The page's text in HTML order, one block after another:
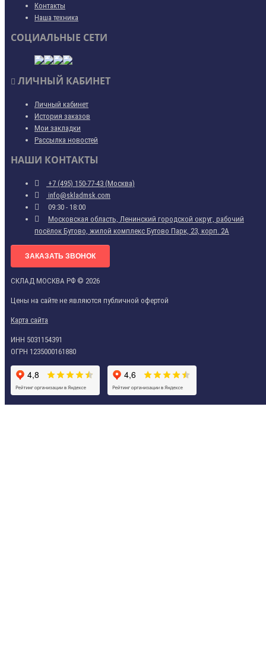
Контакты
Наша техника
СОЦИАЛЬНЫЕ СЕТИ
ЛИЧНЫЙ КАБИНЕТ
Личный кабинет
История заказов
Мои закладки
Рассылка новостей
НАШИ КОНТАКТЫ
+7 (495) 150-77-43 (Москва)
info@skladmsk.com
09:30 - 18:00
Московская область, Ленинский городской округ, рабочий
посёлок Бутово, жилой комплекс Бутово Парк, 23, корп. 2А
ЗАКАЗАТЬ ЗВОНОК
СКЛАД МОСКВА РФ © 2026
Цены на сайте не являются публичной офертой
Карта сайта
ИНН 5031154391
ОГРН 1235000161880